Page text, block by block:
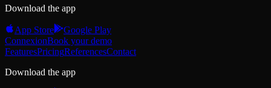
Download the app
App Store
Google Play
ConnexionBook your demo
FeaturesPricingReferencesContact
Download the app